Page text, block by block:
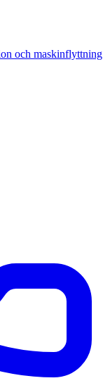
och maskinflyttning